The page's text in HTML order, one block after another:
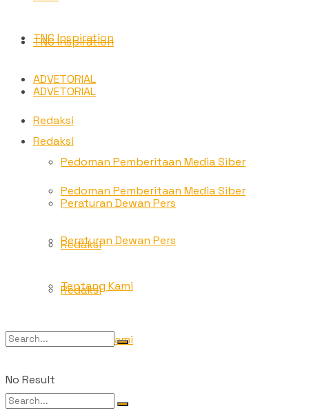
TNC Inspiration
ADVETORIAL
Redaksi
Pedoman Pemberitaan Media Siber
Peraturan Dewan Pers
Redaksi
Tentang Kami
TNC Inspiration
ADVETORIAL
Redaksi
Pedoman Pemberitaan Media Siber
Peraturan Dewan Pers
Redaksi
Tentang Kami
No Result